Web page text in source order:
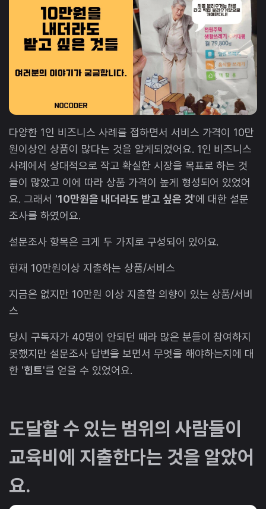
다양한 1인 비즈니스 사례를 접하면서 서비스 가격이 10만
원이상인 상품이 많다는 것을 알게되었어요. 1인 비즈니스
사례에서 상대적으로 작고 확실한 시장을 목표로 하는 것
들이 많았고 이에 따라 상품 가격이 높게 형성되어 있었어
요. 그래서 '10만원을 내더라도 받고 싶은 것'에 대한 설문
조사를 하였어요.
설문조사 항목은 크게 두 가지로 구성되어 있어요.
현재 10만원이상 지출하는 상품/서비스
지금은 없지만 10만원 이상 지출할 의향이 있는 상품/서비
스
당시 구독자가 40명이 안되던 때라 많은 분들이 참여하지
못했지만 설문조사 답변을 보면서 무엇을 해야하는지에 대
한 '힌트'를 얻을 수 있었어요.
도달할 수 있는 범위의 사람들이
교육비에 지출한다는 것을 알았어
요.